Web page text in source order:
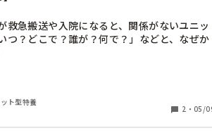
救急搬送や入院になると、関係がないユニッ
つ？どこで？誰が？何で？」などと、なぜか
ト型特養
2 ・ 05/